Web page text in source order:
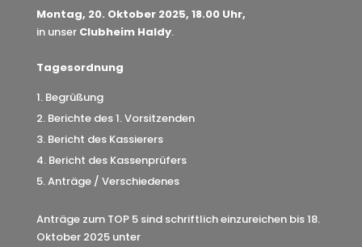
Montag, 20. Oktober 2025, 18.00 Uhr,
in unser Clubheim Haldy.
Tagesordnung
Begrüßung
Berichte des 1. Vorsitzenden
Bericht des Kassierers
Bericht des Kassenprüfers
Anträge / Verschiedenes
Anträge zum TOP 5 sind schriftlich einzureichen bis 18.
Oktober 2025 unter